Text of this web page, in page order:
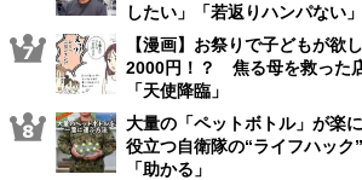
したい」「若返りハンパない」
【漫画】お祭りで子どもが欲
2000円！？ 焦る母を救った
「天使降臨」
大量の「ペットボトル」が楽
役立つ自衛隊の“ライフハック
「助かる」